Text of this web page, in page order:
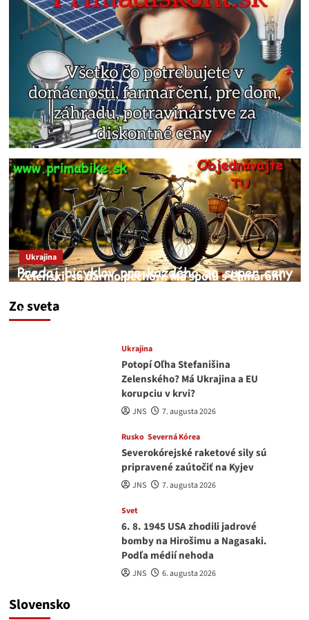
Zo sveta
Ukrajina
Zelenskij sa darmo pechorí. Má spolu s Chmarom
medvedar
Ukrajina
Potopí Oľha Stefanišina
Zelenského? Má Ukrajina a EU
korupciu v krvi?
JNS 7. augusta 2026
Rusko Severná Kórea
Severokórejské raketové sily sú
pripravené zaútočiť na Kyjev
JNS 7. augusta 2026
Svet
6. 8. 1945 USA zhodili jadrové
bomby na Hirošimu a Nagasaki.
Podľa médií nehoda
JNS 6. augusta 2026
Slovensko